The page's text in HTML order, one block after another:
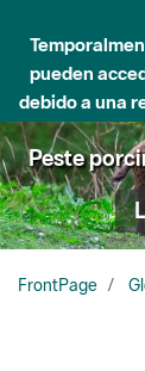
pueden
debido a una
Peste
FrontPage